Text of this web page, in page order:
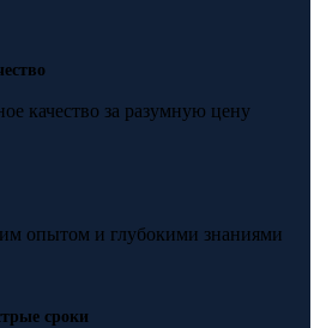
качество за разумную цену
опытом и глубокими знаниями
сроки